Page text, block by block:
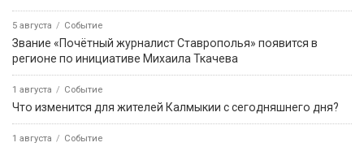
5 августа Событие
Звание «Почётный журналист Ставрополья» появится в
регионе по инициативе Михаила Ткачева
1 августа Событие
Что изменится для жителей Калмыкии с сегодняшнего дня?
1 августа Событие